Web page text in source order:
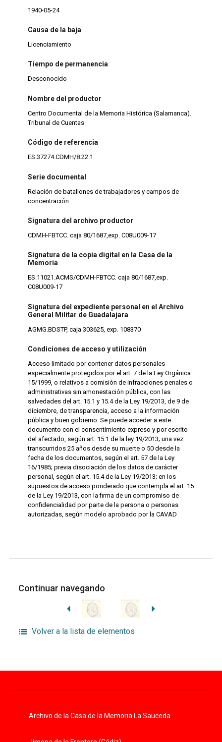
1940-05-24
Causa de la baja
Licenciamiento
Tiempo de permanencia
Desconocido
Nombre del productor
Centro Documental de la Memoria Histórica (Salamanca).
Tribunal de Cuentas
Código de referencia
ES.37274.CDMH/8.22.1
Serie documental
Relación de batallones de trabajadores y campos de
concentración
Signatura del archivo productor
CDMH-FBTCC. caja 80/1687,exp. C08U009-17
Signatura de la copia digital en la Casa de la
Memoria
ES.11021.ACMS/CDMH-FBTCC. caja 80/1687,exp.
C08U009-17
Signatura del expediente personal en el Archivo
General Militar de Guadalajara
AGMG.BDSTP, caja 303625, exp. 108370
Condiciones de acceso y utilización
Acceso limitado por contener datos personales
especialmente protegidos por el art. 7 de la Ley Orgánica
15/1999, o relativos a comisión de infracciones penales o
administrativas sin amonestación pública, con las
salvedades del art. 15.1 y 15.4 de la Ley 19/2013, de 9 de
diciembre, de transparencia, acceso a la información
pública y buen gobierno. Se puede acceder a este
documento con el consentimiento expreso y por escrito
del afectado, según art. 15.1 de la ley 19/2013; una vez
transcurridos 25 años desde su muerte o 50 desde la
fecha de los documentos, según el art. 57 de la Ley
16/1985; previa disociación de los datos de carácter
personal, según el art. 15.4 de la Ley 19/2013; en los
supuestos de acceso ponderado que contempla el art. 15
de la Ley 19/2013, con la firma de un compromiso de
confidencialidad por parte de la persona o personas
autorizadas, según modelo aprobado por la CAVAD
Continuar navegando
Volver a la lista de elementos
Archivo de la Casa de la Memoria La Sauceda